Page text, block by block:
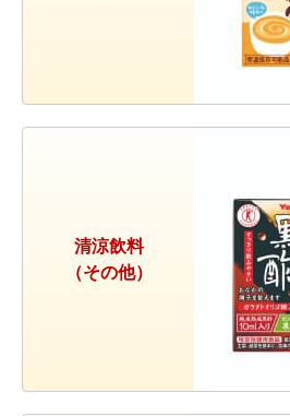
清涼飲料
（その他）